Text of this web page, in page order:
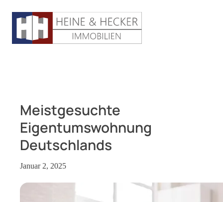
Meistgesuchte
Eigentumswohnung
Deutschlands
Januar 2, 2025